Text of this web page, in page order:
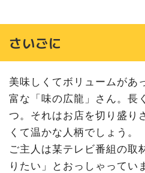
さいごに
美味しくてボリュームがあ
富な「味の広龍」さん。長
つ。それはお店を切り盛り
くて温かな人柄でしょう。
ご主人は某テレビ番組の取
りたい」とおっしゃってい